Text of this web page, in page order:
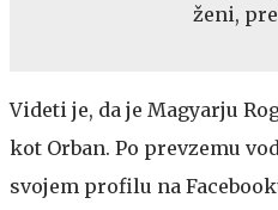
ženi,
Videti je, da je Magyarju
kot Orban. Po prevzemu
svojem profilu na